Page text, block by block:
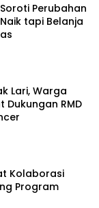
Perubahan
tapi Belanja
Lari, Warga
Dukungan RMD
Kolaborasi
Program